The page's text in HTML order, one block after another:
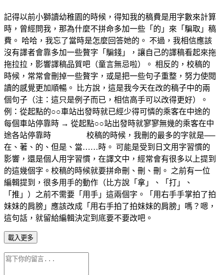
記得以前小獅讀幼稚園的時候，得知我的稿費是用字數來計算
時，曾經問我，那為什麼不拼命多加一些「的」來「騙取」稿
費。 哈哈，我忘了當時是怎麼回答她的。 不過，我相信應該
沒有譯者會靠多加一些贅字「騙錢」，讓自己的譯稿看起來拖
拖拉拉，影響譯稿品質吧（童言無忌啦）。 相反的，校稿的
時候，常常會刪掉一些贅字，或是把一些句子重整，努力使閱
讀的感覺更加順暢。 比方說，這是我今天在改的稿子中的兩
個句子（注：這只是例子而已，相信高手可以改得更好）。
例：從起點的○○車站出發時就已經少得可憐的乘客在中途的
每個車站停靠時 → 從起點○○站出發時就寥寥無幾的乘客在中
途各站停靠時 校稿的時候，我刪的最多的字就是──
在、著、的、但是、當……時。 可能是受到日文用字習慣的
影響，還是個人用字習慣，在譯文中，經常會有很多以上提到
的這幾個字。校稿的時候就要拼命刪、刪、刪。 之前有一位
編輯提到，很多用手的動作（比方說「拿」、「打」、
「推」）之前不需要「用手」這兩個字。「用右手手掌拍了拍
妹妹的肩膀」應該改成「用右手拍了拍妹妹的肩膀」嗎？嗯，
這句話，就留給編輯決定到底要不要改吧。
載入更多